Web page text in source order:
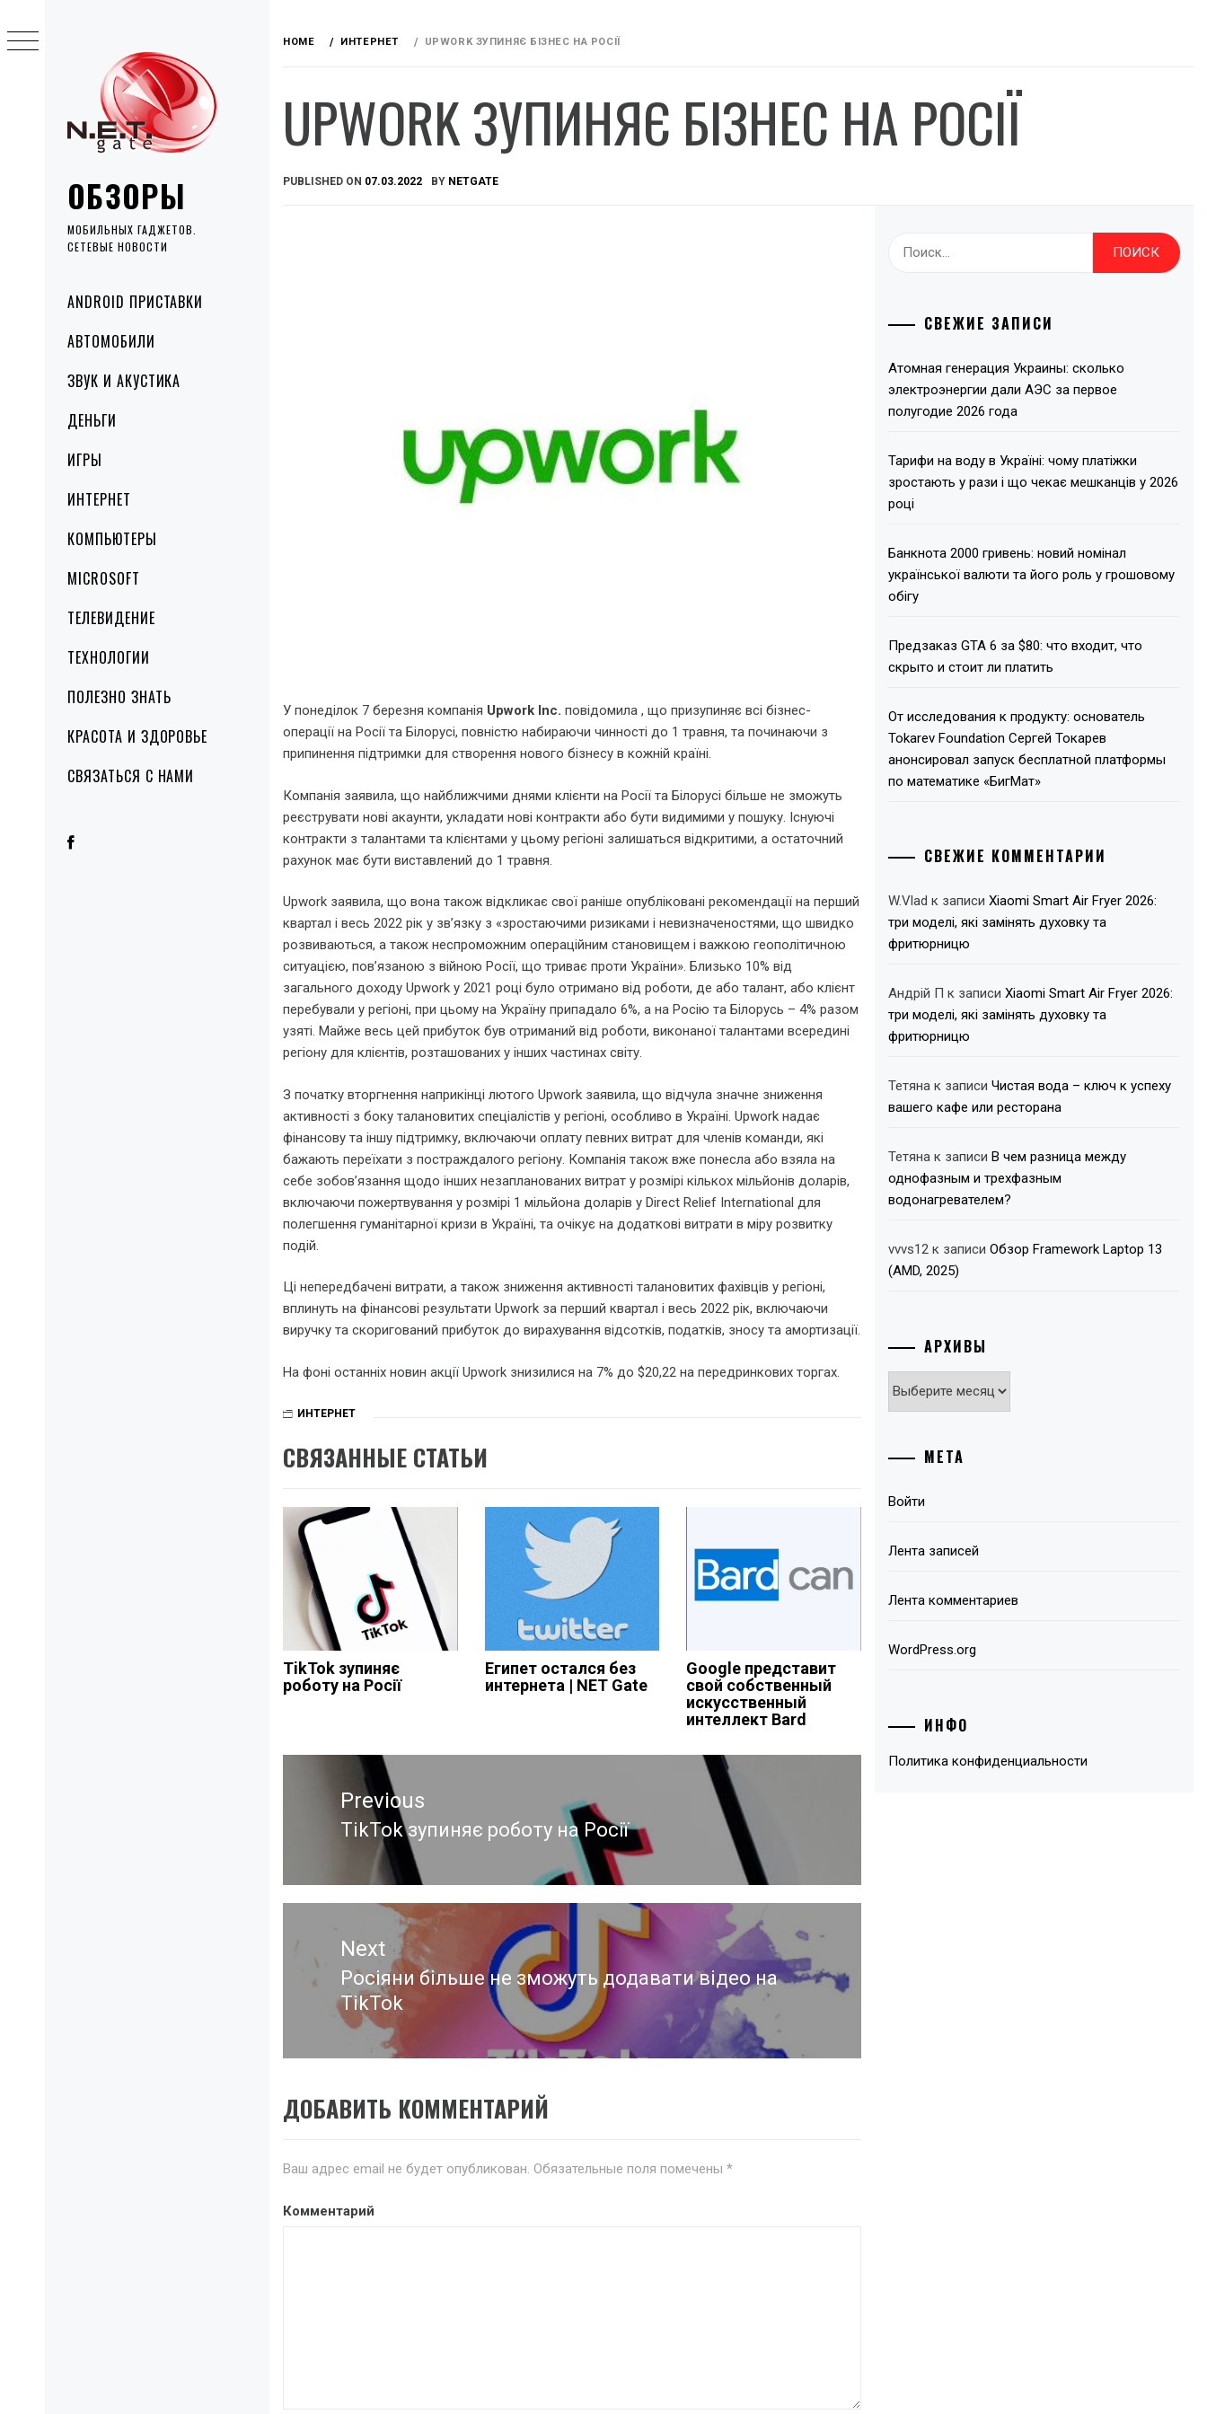
ОБЗОРЫ
МОБИЛЬНЫХ ГАДЖЕТОВ.
СЕТЕВЫЕ НОВОСТИ
Primary
Menu
ANDROID ПРИСТАВКИ
АВТОМОБИЛИ
ЗВУК И АКУСТИКА
ДЕНЬГИ
ИГРЫ
ИНТЕРНЕТ
КОМПЬЮТЕРЫ
MICROSOFT
ТЕЛЕВИДЕНИЕ
ТЕХНОЛОГИИ
ПОЛЕЗНО ЗНАТЬ
КРАСОТА И ЗДОРОВЬЕ
СВЯЗАТЬСЯ С НАМИ
to
content
HOME ИНТЕРНЕТ UPWORK ЗУПИНЯЄ БІЗНЕС НА РОСІЇ
UPWORK ЗУПИНЯЄ БІЗНЕС НА РОСІЇ
PUBLISHED ON 07.03.2022 BY NETGATE
У понеділок 7 березня компанія Upwork Inc. повідомила , що призупиняє всі бізнес-
операції на Росії та Білорусі, повністю набираючи чинності до 1 травня, та починаючи з
припинення підтримки для створення нового бізнесу в кожній країні.
Компанія заявила, що найближчими днями клієнти на Росії та Білорусі більше не зможуть
реєструвати нові акаунти, укладати нові контракти або бути видимими у пошуку. Існуючі
контракти з талантами та клієнтами у цьому регіоні залишаться відкритими, а остаточний
рахунок має бути виставлений до 1 травня.
Upwork заявила, що вона також відкликає свої раніше опубліковані рекомендації на перший
квартал і весь 2022 рік у зв’язку з «зростаючими ризиками і невизначеностями, що швидко
розвиваються, а також неспроможним операційним становищем і важкою геополітичною
ситуацією, пов’язаною з війною Росії, що триває проти України». Близько 10% від
загального доходу Upwork у 2021 році було отримано від роботи, де або талант, або клієнт
перебували у регіоні, при цьому на Україну припадало 6%, а на Росію та Білорусь – 4% разом
узяті. Майже весь цей прибуток був отриманий від роботи, виконаної талантами всередині
регіону для клієнтів, розташованих у інших частинах світу.
З початку вторгнення наприкінці лютого Upwork заявила, що відчула значне зниження
активності з боку талановитих спеціалістів у регіоні, особливо в Україні. Upwork надає
фінансову та іншу підтримку, включаючи оплату певних витрат для членів команди, які
бажають переїхати з постраждалого регіону. Компанія також вже понесла або взяла на
себе зобов’язання щодо інших незапланованих витрат у розмірі кількох мільйонів доларів,
включаючи пожертвування у розмірі 1 мільйона доларів у Direct Relief International для
полегшення гуманітарної кризи в Україні, та очікує на додаткові витрати в міру розвитку
подій.
Ці непередбачені витрати, а також зниження активності талановитих фахівців у регіоні,
вплинуть на фінансові результати Upwork за перший квартал і весь 2022 рік, включаючи
виручку та скоригований прибуток до вирахування відсотків, податків, зносу та амортизації.
На фоні останніх новин акції Upwork знизилися на 7% до $20,22 на передринкових торгах.
ИНТЕРНЕТ
СВЯЗАННЫЕ СТАТЬИ
TikTok зупиняє
роботу на Росії
Египет остался без
интернета | NET Gate
Google представит
свой собственный
искусственный
интеллект Bard
Навигация
записям
Previous
Previous
post:
TikTok зупиняє роботу на Росії
Next
Next
post:
Росіяни більше не зможуть додавати відео на
TikTok
ДОБАВИТЬ КОММЕНТАРИЙ
Ваш адрес email не будет опубликован. Обязательные поля помечены *
Комментарий
Найти:
СВЕЖИЕ ЗАПИСИ
Атомная генерация Украины: сколько
электроэнергии дали АЭС за первое
полугодие 2026 года
Тарифи на воду в Україні: чому платіжки
зростають у рази і що чекає мешканців у 2026
році
Банкнота 2000 гривень: новий номінал
української валюти та його роль у грошовому
обігу
Предзаказ GTA 6 за $80: что входит, что
скрыто и стоит ли платить
От исследования к продукту: основатель
Tokarev Foundation Сергей Токарев
анонсировал запуск бесплатной платформы
по математике «БигМат»
СВЕЖИЕ КОММЕНТАРИИ
W.Vlad к записиXiaomi Smart Air Fryer 2026:
три моделі, які замінять духовку та
фритюрницю
Андрій П к записиXiaomi Smart Air Fryer 2026:
три моделі, які замінять духовку та
фритюрницю
Тетяна к записиЧистая вода – ключ к успеху
вашего кафе или ресторана
Тетяна к записиВ чем разница между
однофазным и трехфазным
водонагревателем?
vvvs12 к записиОбзор Framework Laptop 13
(AMD, 2025)
АРХИВЫ
Архивы
МЕТА
Войти
Лента записей
Лента комментариев
WordPress.org
ИНФО
Политика конфиденциальности